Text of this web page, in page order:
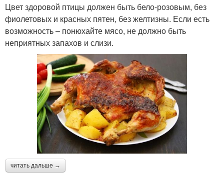
Цвет здоровой птицы должен быть бело-розовым, без
фиолетовых и красных пятен, без желтизны. Если есть
возможность – понюхайте мясо, не должно быть
неприятных запахов и слизи.
читать дальше →